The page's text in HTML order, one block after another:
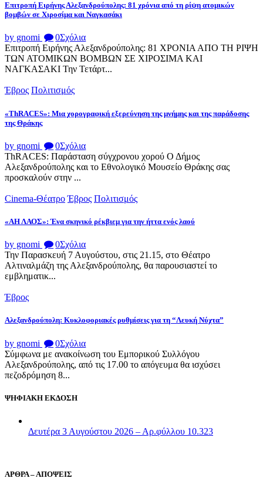
Επιτροπή Ειρήνης Αλεξανδρούπολης: 81 χρόνια από τη ρίψη ατομικών
βομβών σε Χιροσίμα και Ναγκασάκι
by gnomi 0Σχόλια
Επιτροπή Ειρήνης Αλεξανδρούπολης: 81 ΧΡΟΝΙΑ ΑΠΟ ΤΗ ΡΙΨΗ
ΤΩΝ ΑΤΟΜΙΚΩΝ ΒΟΜΒΩΝ ΣΕ ΧΙΡΟΣΙΜΑ ΚΑΙ
ΝΑΓΚΑΣΑΚΙ Την Τετάρτ...
Έβρος Πολιτισμός
«ThRACES»: Μια χορογραφική εξερεύνηση της μνήμης και της παράδοσης
της Θράκης
by gnomi 0Σχόλια
ThRACES: Παράσταση σύγχρονου χορού Ο Δήμος
Αλεξανδρούπολης και το Εθνολογικό Μουσείο Θράκης σας
προσκαλούν στην ...
Cinema-Θέατρο Έβρος Πολιτισμός
«ΑΗ ΛΑΟΣ»: Ένα σκηνικό ρέκβιεμ για την ήττα ενός λαού
by gnomi 0Σχόλια
Την Παρασκευή 7 Αυγούστου, στις 21.15, στο Θέατρο
Αλτιναλμάζη της Αλεξανδρούπολης, θα παρουσιαστεί το
εμβληματικ...
Έβρος
Αλεξανδρούπολη: Κυκλοφοριακές ρυθμίσεις για τη “Λευκή Νύχτα”
by gnomi 0Σχόλια
Σύμφωνα με ανακοίνωση του Εμπορικού Συλλόγου
Αλεξανδρούπολης, από τις 17.00 το απόγευμα θα ισχύσει
πεζοδρόμηση 8...
ΨΗΦΙΑΚΗ ΕΚΔΟΣΗ
Δευτέρα 3 Αυγούστου 2026 – Αρ.φύλλου 10.323
ΑΡΘΡΑ – ΑΠΟΨΕΙΣ